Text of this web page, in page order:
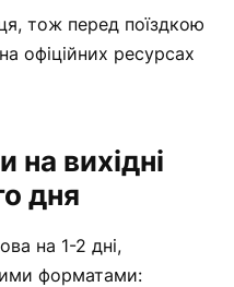
тож перед поїздкою
офіційних ресурсах
на вихідні
дня
на 1-2 дні,
форматами: